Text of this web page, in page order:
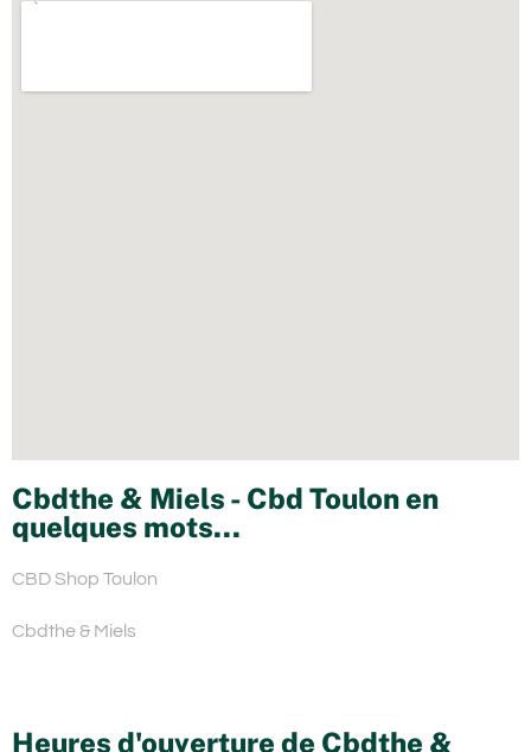
Cbdthe & Miels - Cbd Toulon en
quelques mots...
CBD Shop Toulon
Cbdthe & Miels
Heures d'ouverture de Cbdthe &